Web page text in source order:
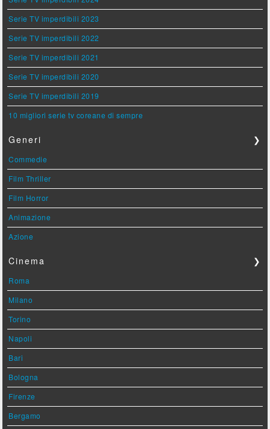
Serie TV imperdibili 2023
Serie TV imperdibili 2022
Serie TV imperdibili 2021
Serie TV imperdibili 2020
Serie TV imperdibili 2019
10 migliori serie tv coreane di sempre
Generi ❯
Commedie
Film Thriller
Film Horror
Animazione
Azione
Cinema ❯
Roma
Milano
Torino
Napoli
Bari
Bologna
Firenze
Bergamo